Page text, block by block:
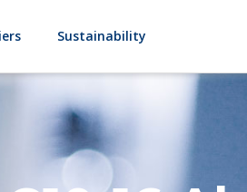
Sustainability